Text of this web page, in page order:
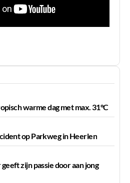
warme dag met max. 31°C
op Parkweg in Heerlen
zijn passie door aan jong